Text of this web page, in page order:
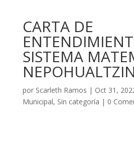
CARTA DE
SISTEMA
por Scarleth Ramos | Oct 31,
Municipal, Sin categoría | 0